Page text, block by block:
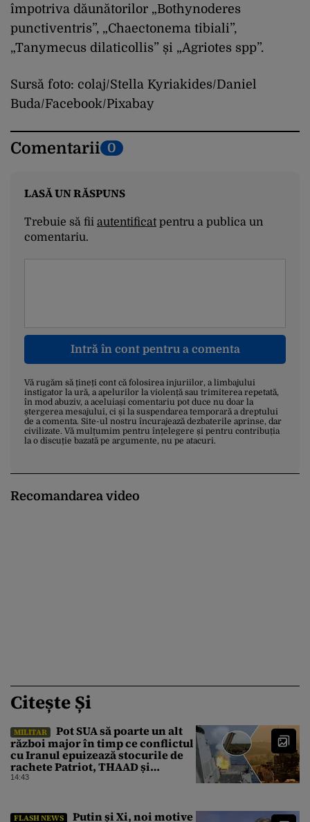
împotriva dăunătorilor „Bothynoderes
punctiventris”, „Chaectonema tibiali”,
„Tanymecus dilaticollis” și „Agriotes spp”.
Sursă foto: colaj/Stella Kyriakides/Daniel
Buda/Facebook/Pixabay
Comentarii 0
LASĂ UN RĂSPUNS
Trebuie să fii autentificatpentru a publica un
comentariu.
Intră în cont pentru a comenta
Vă rugăm să țineți cont că folosirea injuriilor, a limbajului
instigator la ură, a apelurilor la violență sau trimiterea repetată,
în mod abuziv, a aceluiași comentariu pot duce nu doar la
ștergerea mesajului, ci și la suspendarea temporară a dreptului
de a comenta. Site-ul nostru încurajează dezbaterile aprinse, dar
civilizate. Vă mulțumim pentru înțelegere și pentru contribuția
la o discuție bazată pe argumente, nu pe atacuri.
Recomandarea video
Citește Și
MILITAR
Pot SUA să poarte un alt
război major în timp ce conflictul
cu Iranul epuizează stocurile de
rachete Patriot, THAAD și
Tomahawk?
14:43
FLASH NEWS
Putin și Xi, noi motive